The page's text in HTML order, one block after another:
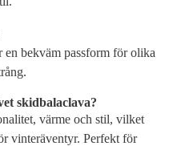
en bekväm passform för olika
skidbalaclava?
värme och stil, vilket
vinteräventyr. Perfekt för